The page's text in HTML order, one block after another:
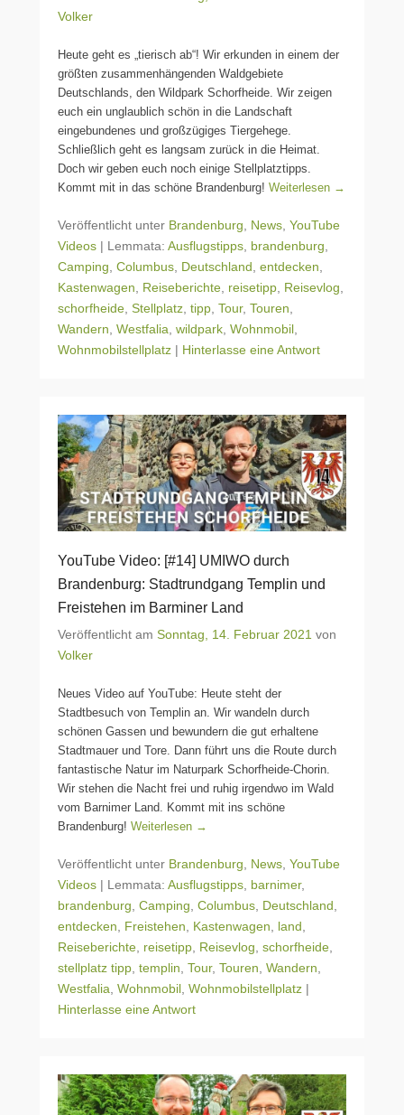
Volker
Heute geht es „tierisch ab“! Wir erkunden in einem der
größten zusammenhängenden Waldgebiete
Deutschlands, den Wildpark Schorfheide. Wir zeigen
euch ein unglaublich schön in die Landschaft
eingebundenes und großzügiges Tiergehege.
Schließlich geht es langsam zurück in die Heimat.
Doch wir geben euch noch einige Stellplatztipps.
Kommt mit in das schöne Brandenburg! Weiterlesen →
Veröffentlicht unter Brandenburg News YouTube
Videos | Lemmata: Ausflugstipps brandenburg
Camping Columbus Deutschland entdecken
Kastenwagen
Reiseberichte reisetipp Reisevlog
schorfheide Stellplatz tipp Tour, Touren
Wandern Westfalia wildpark Wohnmobil
Wohnmobilstellplatz | Hinterlasse eine Antwort
YouTube Video: [#14] UMIWO durch
Brandenburg: Stadtrundgang Templin und
Freistehen im Barminer Land
Veröffentlicht am Sonntag, 14. Februar 2021 von
Volker
Neues Video auf YouTube: Heute steht der
Stadtbesuch von Templin an. Wir wandeln durch
schönen Gassen und bewundern die gut erhaltene
Stadtmauer und Tore. Dann führt uns die Route durch
fantastische Natur im Naturpark Schorfheide-Chorin.
Wir stehen die Nacht frei und ruhig irgendwo im Wald
vom Barnimer Land. Kommt mit ins schöne
Brandenburg! Weiterlesen →
Veröffentlicht unter Brandenburg News YouTube
Videos | Lemmata: Ausflugstipps barnimer,
brandenburg Camping Columbus Deutschland
entdecken
Freistehen Kastenwagen land
Reiseberichte reisetipp Reisevlog schorfheide
stellplatz tipp templin Tour, Touren Wandern
Westfalia Wohnmobil Wohnmobilstellplatz |
Hinterlasse eine Antwort